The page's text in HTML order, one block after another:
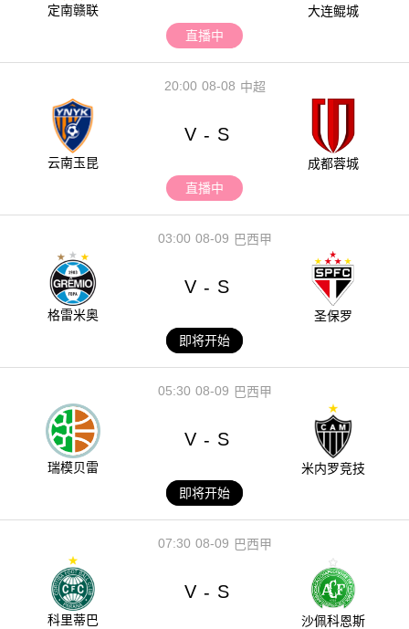
定南赣联
大连鲲城
直播中
08-08
20:00 中超
云南玉昆
V - S
成都蓉城
直播中
08-09
03:00 巴西甲
格雷米奥
V - S
圣保罗
即将开始
08-09
05:30 巴西甲
瑞模贝雷
V - S
米内罗竞技
即将开始
08-09
07:30 巴西甲
科里蒂巴
V - S
沙佩科恩斯